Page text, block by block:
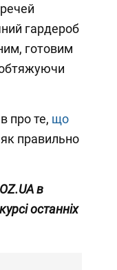
гардероб
готовим
обтяжуючи
про те, що
як правильно
в
останніх